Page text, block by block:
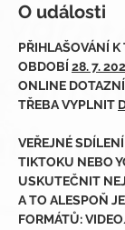
O události
PŘIHLAŠOVÁNÍ
OBDOBÍ 28. 7.
ONLINE
TŘEBA VYPLNIT
VEŘEJNÉ
TIKTOKU NEBO
USKUTEČNIT
A TO ALESPOŇ
FORMÁTŮ: